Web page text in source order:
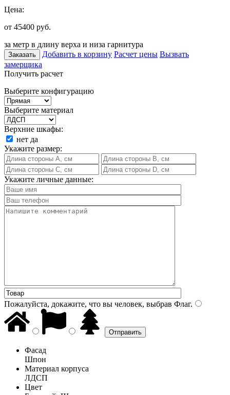
Цена:
от 45400 руб.
за метр в длину верха и низа гарнитура
Заказать Добавить в корзину Расчет цены Вызвать
замерщика
Получить расчет
Выберите конфигурацию
Выберите материал
Верхние шкафы:
нет да
Укажите размер:
Укажите личные данные:
Пожалуйста, докажите, что вы человек, выбрав Флаг.
Фасад
Шпон
Материал корпуса
ЛДСП
Цвет